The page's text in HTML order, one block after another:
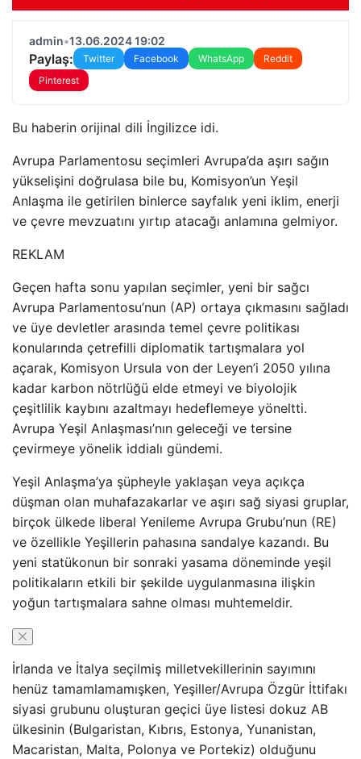
admin•13.06.2024 19:02
Paylaş: Twitter Facebook WhatsApp
Reddit
Pinterest
Bu haberin orijinal dili İngilizce idi.
Avrupa Parlamentosu seçimleri Avrupa’da aşırı sağın
yükselişini doğrulasa bile bu, Komisyon’un Yeşil
Anlaşma ile getirilen binlerce sayfalık yeni iklim, enerji
ve çevre mevzuatını yırtıp atacağı anlamına gelmiyor.
REKLAM
Geçen hafta sonu yapılan seçimler, yeni bir sağcı
Avrupa Parlamentosu’nun (AP) ortaya çıkmasını sağladı
ve üye devletler arasında temel çevre politikası
konularında çetrefilli diplomatik tartışmalara yol
açarak, Komisyon Ursula von der Leyen’i 2050 yılına
kadar karbon nötrlüğü elde etmeyi ve biyolojik
çeşitlilik kaybını azaltmayı hedeflemeye yöneltti.
Avrupa Yeşil Anlaşması’nın geleceği ve tersine
çevirmeye yönelik iddialı gündemi.
Yeşil Anlaşma’ya şüpheyle yaklaşan veya açıkça
düşman olan muhafazakarlar ve aşırı sağ siyasi gruplar,
birçok ülkede liberal Yenileme Avrupa Grubu’nun (RE)
ve özellikle Yeşillerin pahasına sandalye kazandı. Bu
yeni statükonun bir sonraki yasama döneminde yeşil
politikaların etkili bir şekilde uygulanmasına ilişkin
yoğun tartışmalara sahne olması muhtemeldir.
İrlanda ve İtalya seçilmiş milletvekillerinin sayımını
henüz tamamlamamışken, Yeşiller/Avrupa Özgür İttifakı
siyasi grubunu oluşturan geçici üye listesi dokuz AB
ülkesinin (Bulgaristan, Kıbrıs, Estonya, Yunanistan,
Macaristan, Malta, Polonya ve Portekiz) olduğunu